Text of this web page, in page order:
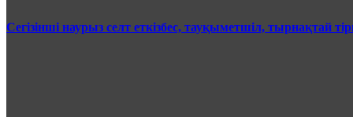
Сегізінші наурыз селт еткізбес, тауқыметшіл, тырнақтай